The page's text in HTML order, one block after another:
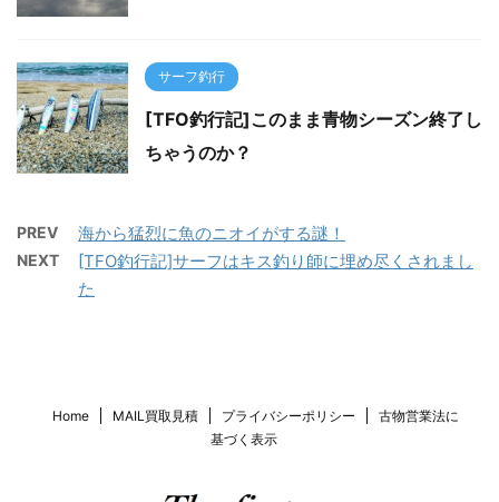
サーフ釣行
[TFO釣行記]このまま青物シーズン終了し
ちゃうのか？
PREV 海から猛烈に魚のニオイがする謎！
NEXT
[TFO釣行記]サーフはキス釣り師に埋め尽くされまし
た
Home MAIL買取見積 プライバシーポリシー
古物営業法に
基づく表示